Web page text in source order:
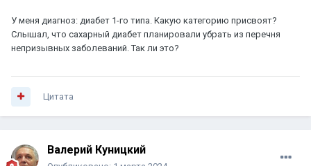
У меня диагноз: диабет 1-го типа. Какую категорию присвоят?
Слышал, что сахарный диабет планировали убрать из перечня
непризывных заболеваний. Так ли это?
Цитата
Валерий Куницкий